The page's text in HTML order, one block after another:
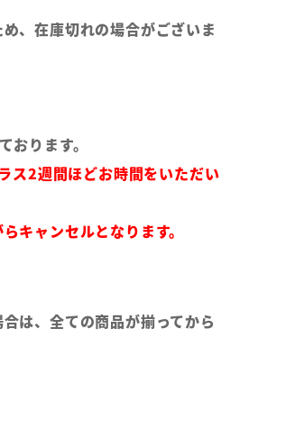
、在庫切れの場合がございま
おります。
ス2週間ほどお時間をいただい
キャンセルとなります。
は、全ての商品が揃ってから